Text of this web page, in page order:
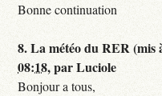
Bonne continuation
8.La météo du RER (mis
08:18,parLuciole
Bonjour a tous,